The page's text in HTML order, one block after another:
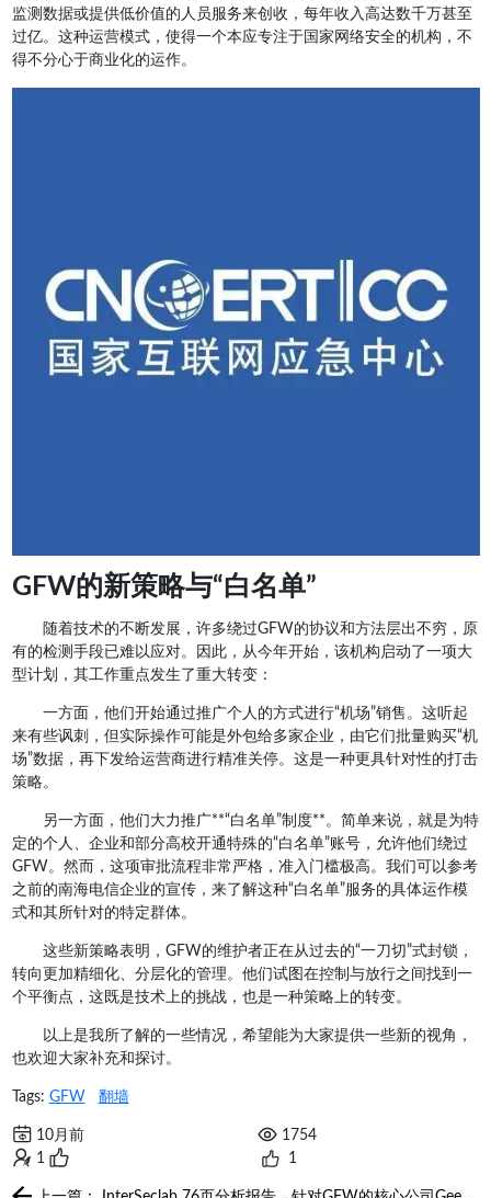
监测数据或提供低价值的人员服务来创收，每年收入高达数千万甚至
过亿。这种运营模式，使得一个本应专注于国家网络安全的机构，不
得不分心于商业化的运作。
GFW的新策略与“白名单”
随着技术的不断发展，许多绕过GFW的协议和方法层出不穷，原
有的检测手段已难以应对。因此，从今年开始，该机构启动了一项大
型计划，其工作重点发生了重大转变：
一方面，他们开始通过推广个人的方式进行“机场”销售。这听起
来有些讽刺，但实际操作可能是外包给多家企业，由它们批量购买“机
场”数据，再下发给运营商进行精准关停。这是一种更具针对性的打击
策略。
另一方面，他们大力推广**“白名单”制度**。简单来说，就是为特
定的个人、企业和部分高校开通特殊的“白名单”账号，允许他们绕过
GFW。然而，这项审批流程非常严格，准入门槛极高。我们可以参考
之前的南海电信企业的宣传，来了解这种“白名单”服务的具体运作模
式和其所针对的特定群体。
这些新策略表明，GFW的维护者正在从过去的“一刀切”式封锁，
转向更加精细化、分层化的管理。他们试图在控制与放行之间找到一
个平衡点，这既是技术上的挑战，也是一种策略上的转变。
以上是我所了解的一些情况，希望能为大家提供一些新的视角，
也欢迎大家补充和探讨。
Tags: GFW 翻墙
10月前
1754
1
1